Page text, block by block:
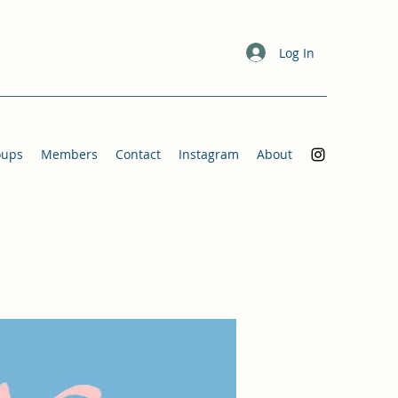
Log In
Members Contact Instagram About